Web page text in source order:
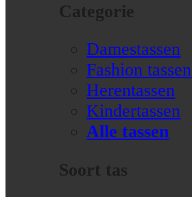
Categorie
Damestassen
Fashion tassen
Herentassen
Kindertassen
Alle tassen
Soort tas